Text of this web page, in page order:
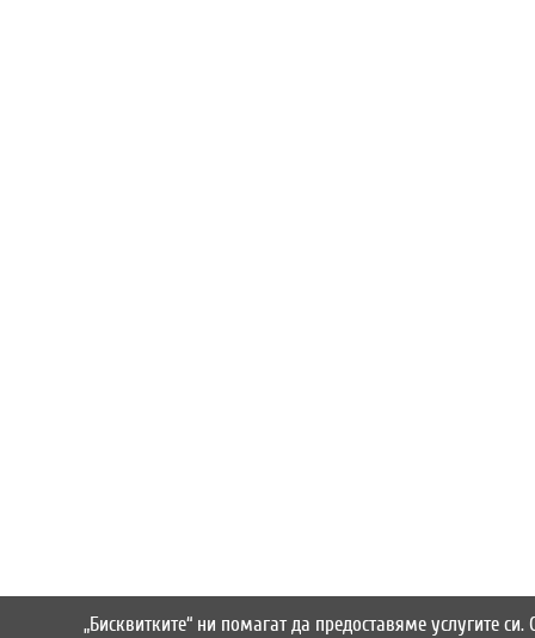
„Бисквитките“ ни помагат да предоставяме услугите